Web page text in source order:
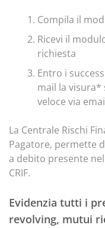
Compila il
Ricevi il
richiesta
Entro i
mail la visura*
veloce via
La Centrale Rischi
Pagatore, permette
a debito presente
CRIF.
Evidenzia tutti i
revolving, mutui